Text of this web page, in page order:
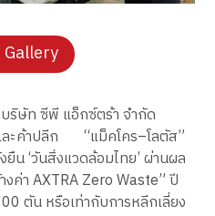
Gallery
ริษัท ซีพี แอ็กซ์ตร้า จำกัด
ละค้าปลีก “แม็คโคร–โลตัส”
น ‘วันสิ่งแวดล้อมไทย’ ผ่านผล
งค่า AXTRA Zero Waste” ปี
ตัน หรือเท่ากับการหลีกเลี่ยง